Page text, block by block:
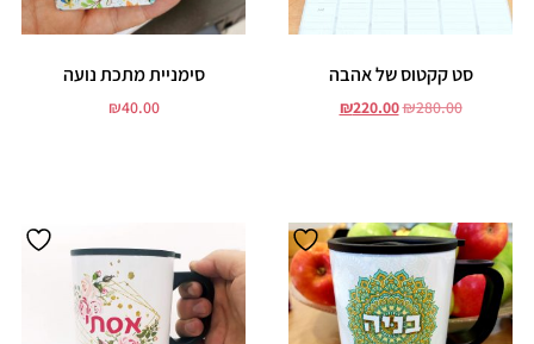
סט קקטוס של אהבה
₪280.00
₪220.00
סימניית מתכת נועה
₪40.00